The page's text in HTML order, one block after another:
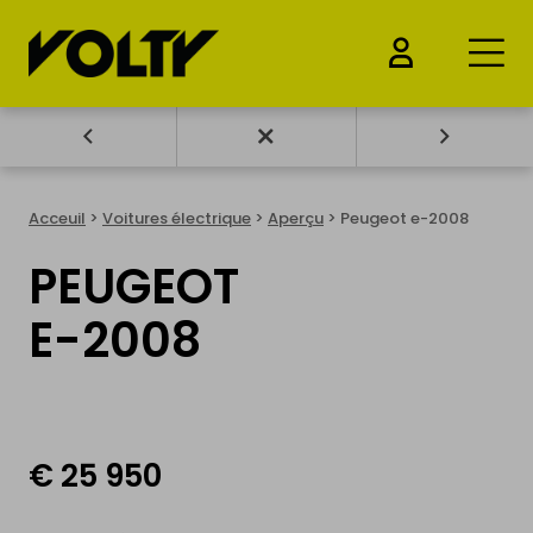
ACHETER
Voitures électrique
Motos électrique
Vélos électrique
Drones & Batteries
Acceuil > Voitures électrique > Aperçu > Peugeot e-2008
PEUGEOT
E-2008
€ 25 950